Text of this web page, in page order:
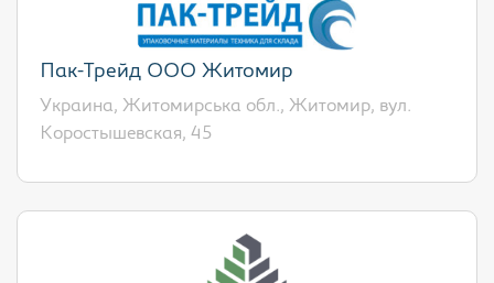
Пак-Трейд ООО Житомир
Украина, Житомирська обл., Житомир, вул.
Коростышевская, 45